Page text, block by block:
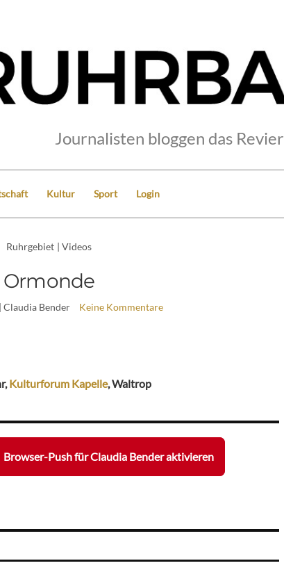
Journalisten bloggen das Revier
Kultur Sport Login
Ruhrgebiet | Videos
Ormonde
| Claudia Bender Keine Kommentare
Kulturforum Kapelle, Waltrop
Browser-Push für Claudia Bender aktivieren